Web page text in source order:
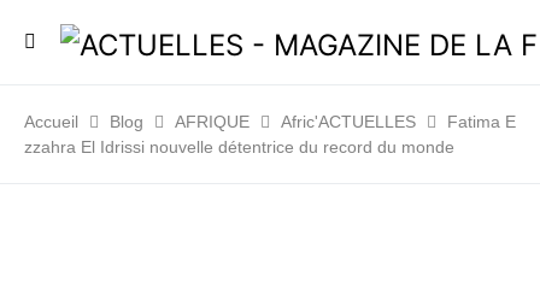
Accueil Blog AFRIQUE Afric'ACTUELLES
Fatima E
zzahra El Idrissi nouvelle détentrice du record du monde